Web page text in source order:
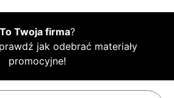
To Twoja firma?
jak odebrać materiały
promocyjne!